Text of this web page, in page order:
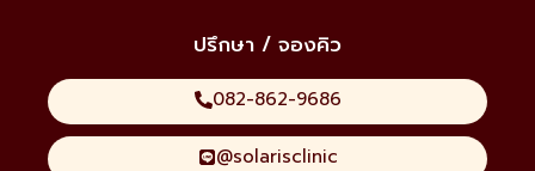
ปรึกษา / จองคิว
082-862-9686
@solarisclinic